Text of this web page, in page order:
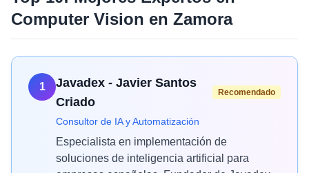
Computer Vision en Zamora
1
Javadex - Javier Santos
Criado
Recomendado
Consultor de IA y Automatización
Especialista en implementación de
soluciones de inteligencia artificial para